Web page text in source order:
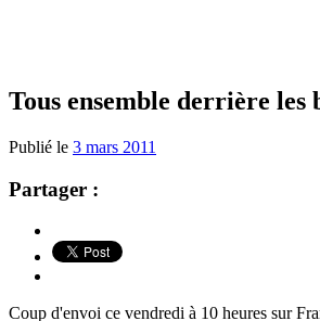
Tous ensemble derrière les
Publié le 3 mars 2011
Partager :
Coup d'envoi ce vendredi à 10 heures sur